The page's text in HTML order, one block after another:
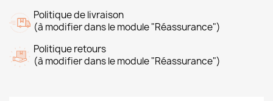
Politique de livraison
(à modifier dans le module "Réassurance")
Politique retours
(à modifier dans le module "Réassurance")